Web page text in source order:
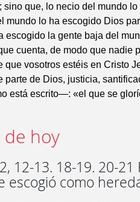
sino que, lo necio del mundo
mundo lo ha escogido Dios
escogido la gente baja del
cuenta, de modo que nadie
que vosotros estéis en Cristo
parte de Dios, justicia,
está escrito—: «el que se
de hoy
12-13. 18-19. 20-
escogió como